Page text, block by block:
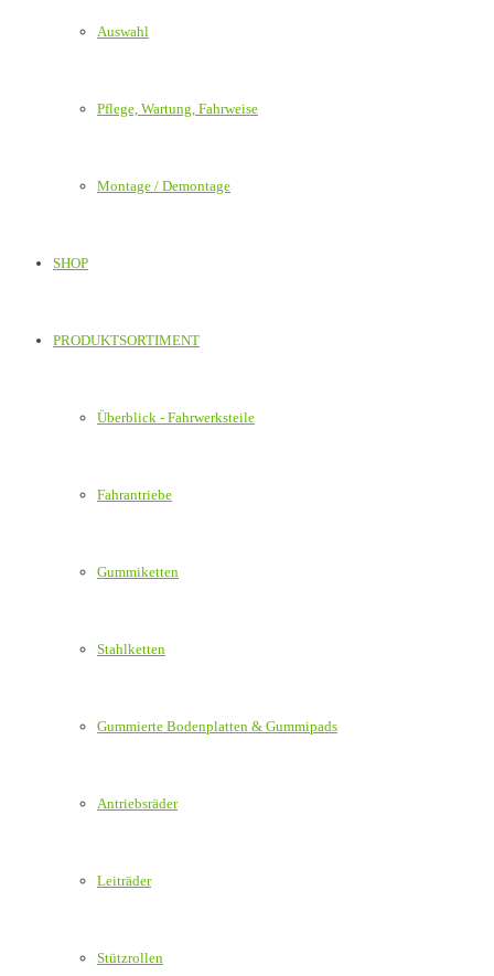
Auswahl
Pflege, Wartung, Fahrweise
Montage / Demontage
SHOP
PRODUKTSORTIMENT
Überblick - Fahrwerksteile
Fahrantriebe
Gummiketten
Stahlketten
Gummierte Bodenplatten & Gummipads
Antriebsräder
Leiträder
Stützrollen